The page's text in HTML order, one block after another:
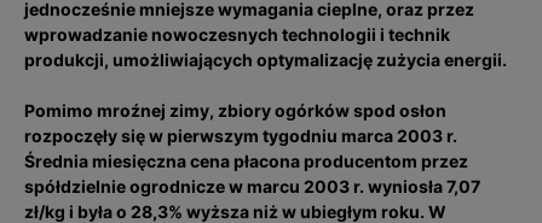
jednocześnie mniejsze wymagania cieplne, oraz przez
wprowadzanie nowoczesnych technologii i technik
produkcji, umożliwiających optymalizację zużycia energii.
Pomimo mroźnej zimy, zbiory ogórków spod osłon
rozpoczęły się w pierwszym tygodniu marca 2003 r.
Średnia miesięczna cena płacona producentom przez
spółdzielnie ogrodnicze w marcu 2003 r. wyniosła 7,07
zł/kg i była o 28,3% wyższa niż w ubiegłym roku. W